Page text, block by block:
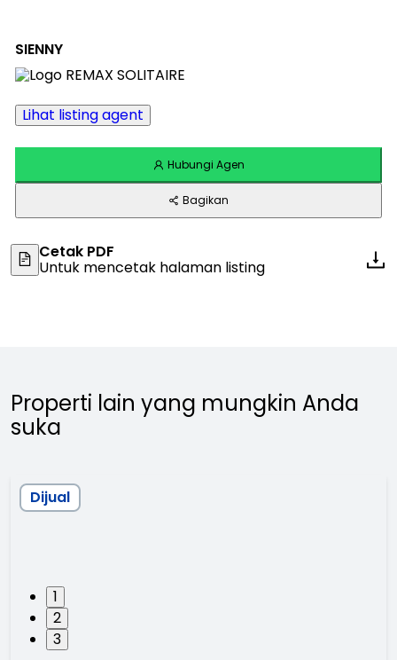
SIENNY
Lihat listing agent
Hubungi Agen
Bagikan
Cetak PDF
Untuk mencetak halaman listing
Properti lain yang mungkin Anda
suka
1
2
3
Dijual